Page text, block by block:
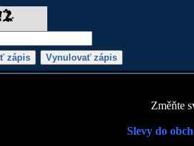
Změňte
Slevy do